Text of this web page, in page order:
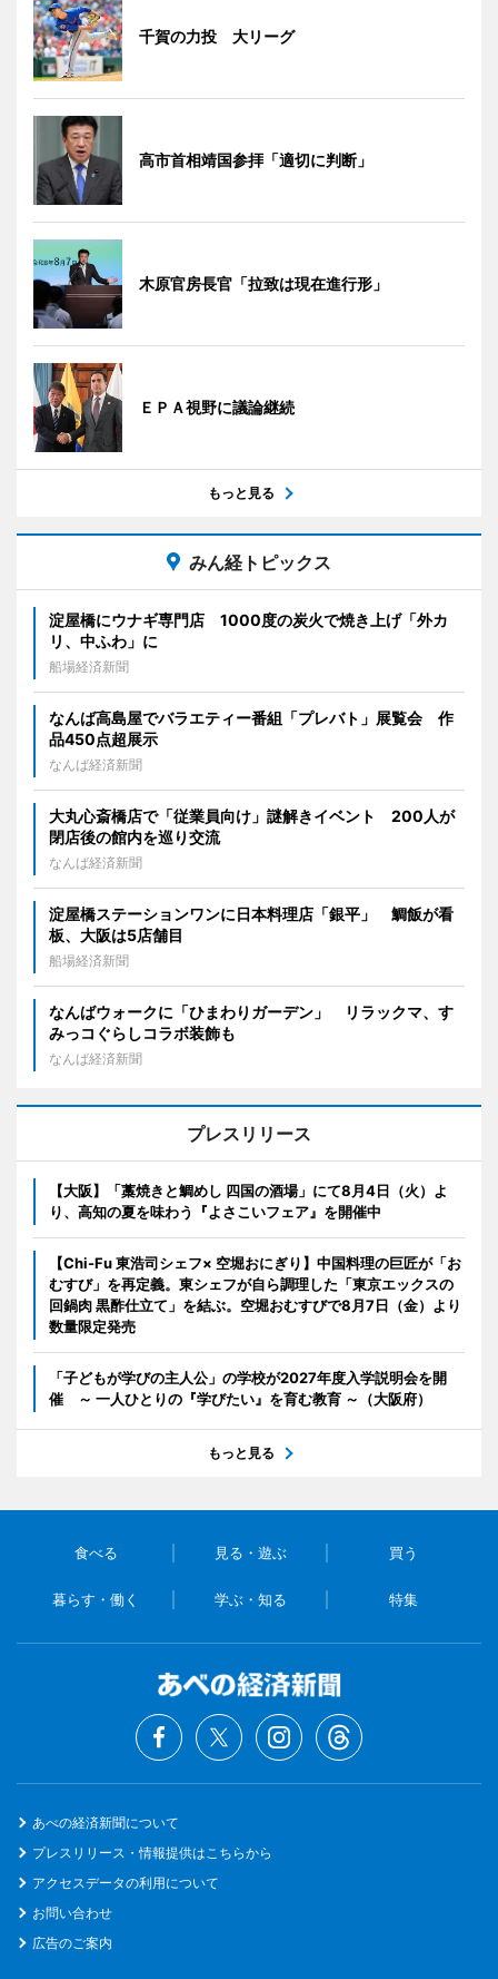
千賀の力投 大リーグ
高市首相靖国参拝「適切に判断」
木原官房長官「拉致は現在進行形」
ＥＰＡ視野に議論継続
もっと見る
みん経トピックス
淀屋橋にウナギ専門店 1000度の炭火で焼き上げ「外カ
リ、中ふわ」に
船場経済新聞
なんば高島屋でバラエティー番組「プレバト」展覧会 作
品450点超展示
なんば経済新聞
大丸心斎橋店で「従業員向け」謎解きイベント 200人が
閉店後の館内を巡り交流
なんば経済新聞
淀屋橋ステーションワンに日本料理店「銀平」 鯛飯が看
板、大阪は5店舗目
船場経済新聞
なんばウォークに「ひまわりガーデン」 リラックマ、す
みっコぐらしコラボ装飾も
なんば経済新聞
プレスリリース
【大阪】「藁焼きと鯛めし 四国の酒場」にて8月4日（火）よ
り、高知の夏を味わう『よさこいフェア』を開催中
【Chi-Fu 東浩司シェフ× 空堀おにぎり】中国料理の巨匠が「お
むすび」を再定義。東シェフが自ら調理した「東京エックスの
回鍋肉 黒酢仕立て」を結ぶ。空堀おむすびで8月7日（金）より
数量限定発売
「子どもが学びの主人公」の学校が2027年度入学説明会を開
催 ～ 一人ひとりの『学びたい』を育む教育 ～（大阪府）
もっと見る
食べる 見る・遊ぶ 買う
暮らす・働く 学ぶ・知る 特集
あべの経済新聞について
プレスリリース・情報提供はこちらから
アクセスデータの利用について
お問い合わせ
広告のご案内